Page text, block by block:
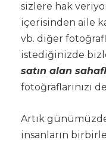
sizlere hak
içerisinden aile
vb. diğer
istediğinizde
satın alan
fotoğraflarınızı
Artık
insanların